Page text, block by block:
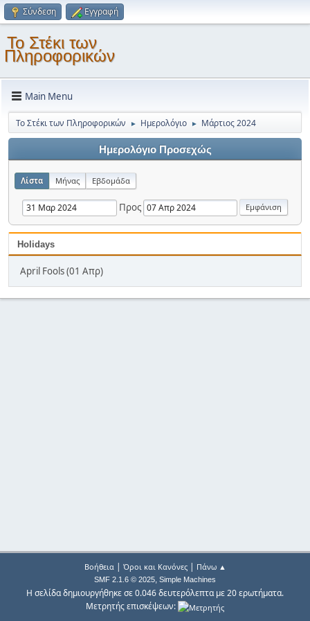
Σύνδεση Εγγραφή
Το Στέκι των
Πληροφορικών
Main Menu
Το Στέκι των Πληροφορικών ► Ημερολόγιο ► Μάρτιος 2024
Ημερολόγιο Προσεχώς
Λίστα Μήνας Εβδομάδα
Προς
Holidays
April Fools (01 Απρ)
Βοήθεια| Όροι και Κανόνες| Πάνω ▲
SMF 2.1.6 © 2025, Simple Machines
Η σελίδα δημιουργήθηκε σε 0.046 δευτερόλεπτα με 20 ερωτήματα.
Μετρητής επισκέψεων: